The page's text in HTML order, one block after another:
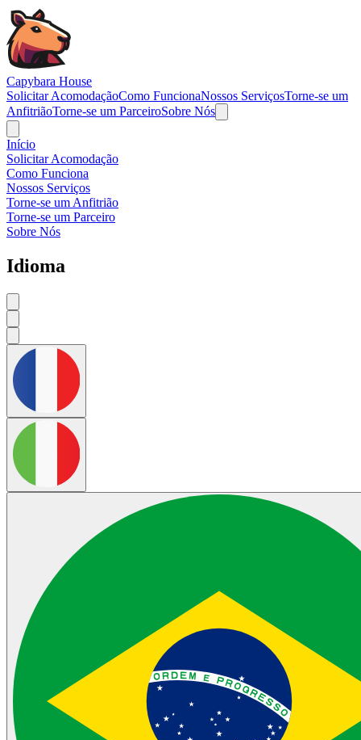
Navigated to Capybara House - About
Capybara House
Solicitar AcomodaçãoComo FuncionaNossos ServiçosTorne-se um
AnfitriãoTorne-se um ParceiroSobre Nós
Início
Solicitar Acomodação
Como Funciona
Nossos Serviços
Torne-se um Anfitrião
Torne-se um Parceiro
Sobre Nós
Idioma